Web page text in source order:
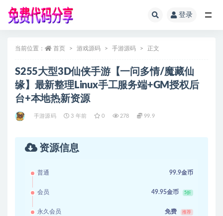
登录
当前位置： 首页 游戏源码 手游源码 正文
S255大型3D仙侠手游【一问多情/魔藏仙
缘】最新整理Linux手工服务端+GM授权后
台+本地热新资源
手游源码 3 年前 0 278 99.9
资源信息
普通 99.9金币
会员 49.95金币 5折
永久会员 免费 推荐